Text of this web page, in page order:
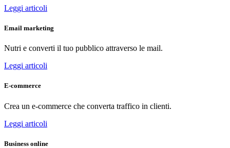
Leggi articoli
Email marketing
Nutri e converti il tuo pubblico attraverso le mail.
Leggi articoli
E-commerce
Crea un e-commerce che converta traffico in clienti.
Leggi articoli
Business online